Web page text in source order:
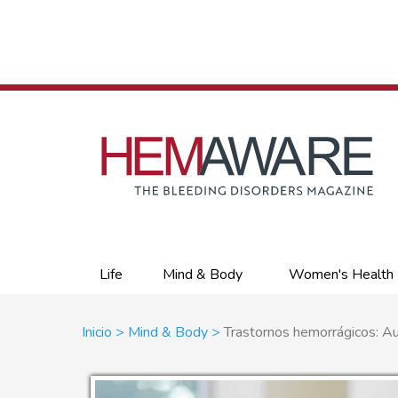
Primary
links
Life Mind & Body Women's Health
Sobrescribir
enlaces
Inicio Mind & Body Trastornos hemorrágicos: